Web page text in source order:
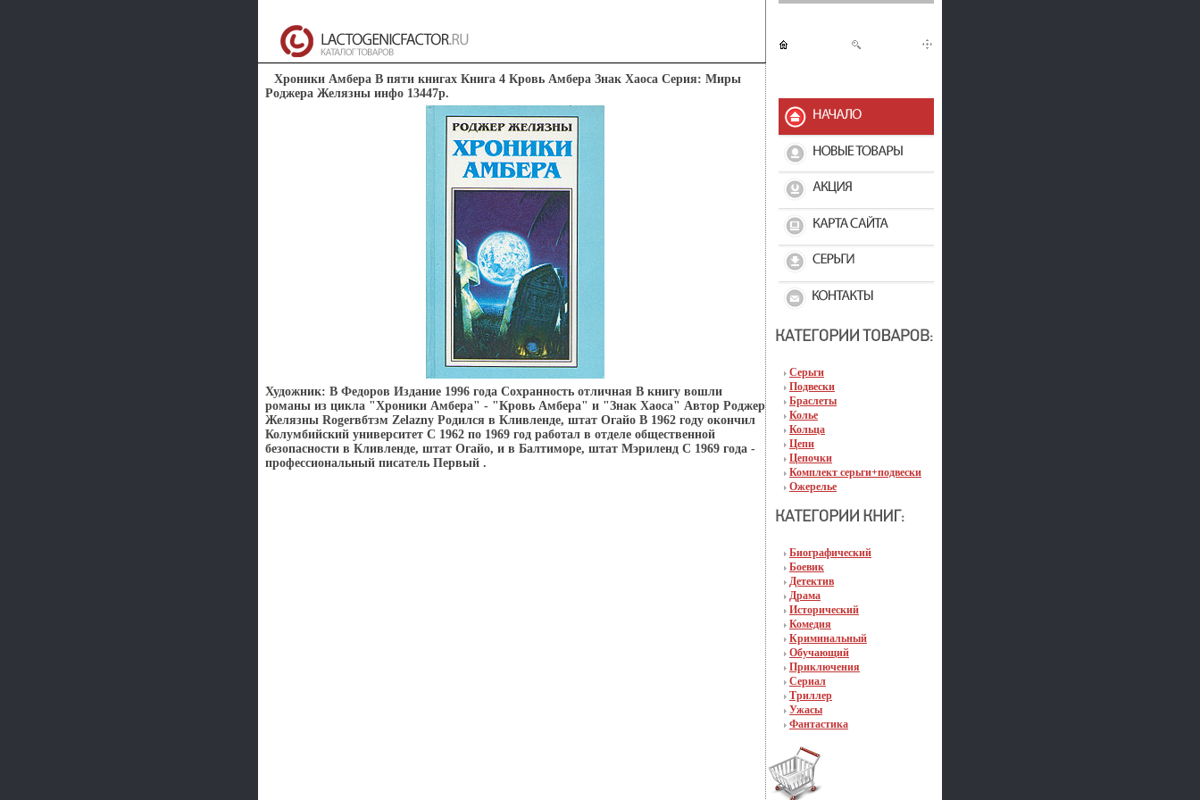
Серьги
Подвески
Браслеты
Колье
Кольца
Цепи
Цепочки
Комплект серьги+подвески
Ожерелье
Биографический
Боевик
Детектив
Драма
Исторический
Комедия
Криминальный
Обучающий
Приключения
Сериал
Триллер
Ужасы
Фантастика
Хроники Амбера В пяти книгах Книга 4 Кровь Амбера Знак Хаоса Серия: Миры
Роджера Желязны инфо 13447p.
Художник: В Федоров Издание 1996 года Сохранность отличная В книгу вошли
романы из цикла "Хроники Амбера" - "Кровь Амбера" и "Знак Хаоса" Автор Роджер
Желязны Rogerвбтзм Zelazny Родился в Кливленде, штат Огайо В 1962 году окончил
Колумбийский университет С 1962 по 1969 год работал в отделе общественной
безопасности в Кливленде, штат Огайо, и в Балтиморе, штат Мэриленд С 1969 года -
профессиональный писатель Первый .